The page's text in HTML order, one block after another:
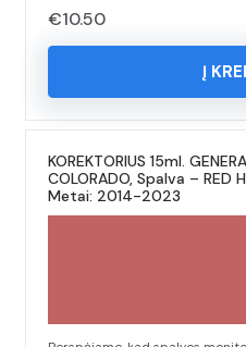
€10.50
Į
KOREKTORIUS 15ml.
COLORADO, Spalva – RED
Metai: 2014-2023